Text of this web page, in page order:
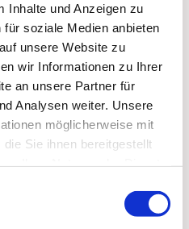
Inhalte und Anzeigen zu
soziale Medien anbieten
unsere Website zu
wir Informationen zu Ihrer
an unsere Partner für
Analysen weiter. Unsere
möglicherweise mit
Sie ihnen bereitgestellt
Sie auch